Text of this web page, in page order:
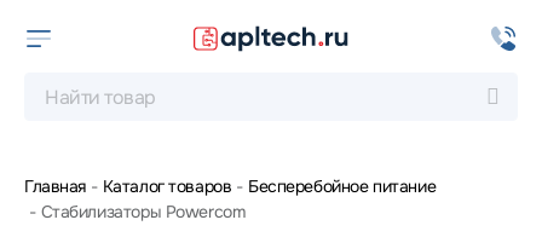
Главная Каталог товаров
Бесперебойное питание
Стабилизаторы Powercom